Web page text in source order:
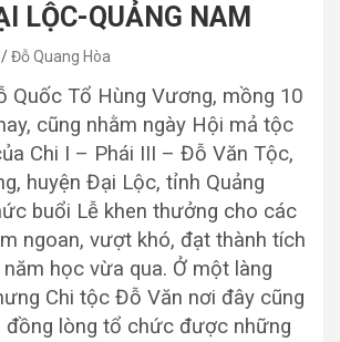
LỘC-QUẢNG NAM
Đỗ Quang Hòa
Quốc Tổ Hùng Vương, mồng 10
cũng nhằm ngày Hội mả tộc
Chi I – Phái III – Đỗ Văn Tộc,
huyện Đại Lộc, tỉnh Quảng
buổi Lễ khen thưởng cho các
ngoan, vượt khó, đạt thành tích
học vừa qua. Ở một làng
Chi tộc Đỗ Văn nơi đây cũng
đồng lòng tổ chức được những